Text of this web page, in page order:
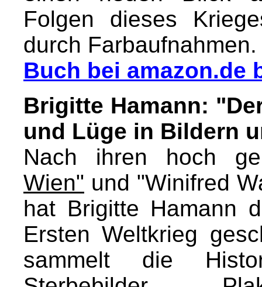
Folgen dieses
durch Farbaufnahmen.
Buch bei amazon.de
Brigitte Hamann:
und Lüge in Bildern
Nach ihren hoch
Wien" und "Winifred
hat Brigitte Hamann
Ersten Weltkrieg
sammelt die